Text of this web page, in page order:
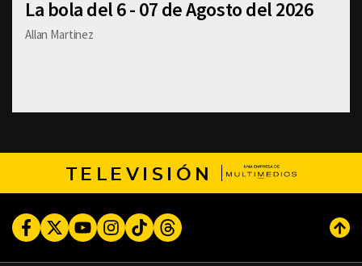
La bola del 6 - 07 de Agosto del 2026
Allan Martinez
TELEVISIÓN
FacebookTwitterYoutubeInstagram
TikTokThreads